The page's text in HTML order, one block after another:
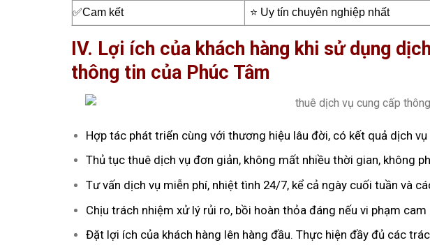
✅Cam kết ⭐ Uy tín chuyên nghiệp nhất
IV. Lợi ích của khách hàng khi sử dụng
thông tin của Phúc Tâm
Hợp tác phát triển cùng với thương hiệu lâu đời, có kết quả dịch vụ
Thủ tục thuê dịch vụ đơn giản, không mất nhiều thời gian, không
Tư vấn dịch vụ miễn phí, nhiệt tình 24/7, kể cả ngày cuối tuần và
Chịu trách nhiệm xử lý rủi ro, bồi hoàn thỏa đáng nếu vi phạm
Đặt lợi ích của khách hàng lên hàng đầu. Thực hiện đầy đủ các